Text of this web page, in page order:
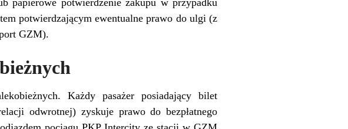
papierowe potwierdzenie zakupu w przypadku
potwierdzającym ewentualne prawo do ulgi (z
GZM).
Każdy pasażer posiadający bilet
odwrotnej) zyskuje prawo do bezpłatnego